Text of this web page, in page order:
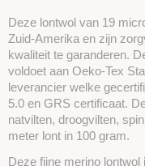
Deze lontwol van 19
Zuid-Amerika en zijn
kwaliteit te garanderen.
voldoet aan Oeko-Tex
leverancier welke
5.0 en GRS certificaat.
natvilten, droogvilten,
meter lont in 100 gram.
Deze fijne merino